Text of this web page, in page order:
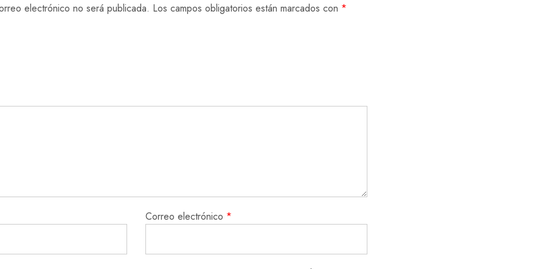
electrónico no será publicada. Los campos obligatorios están marcados con *
Correo electrónico *